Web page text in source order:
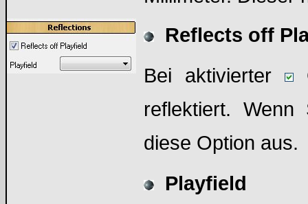
Reflects off
Bei aktivierter
reflektiert.
diese Option aus.
Playfield